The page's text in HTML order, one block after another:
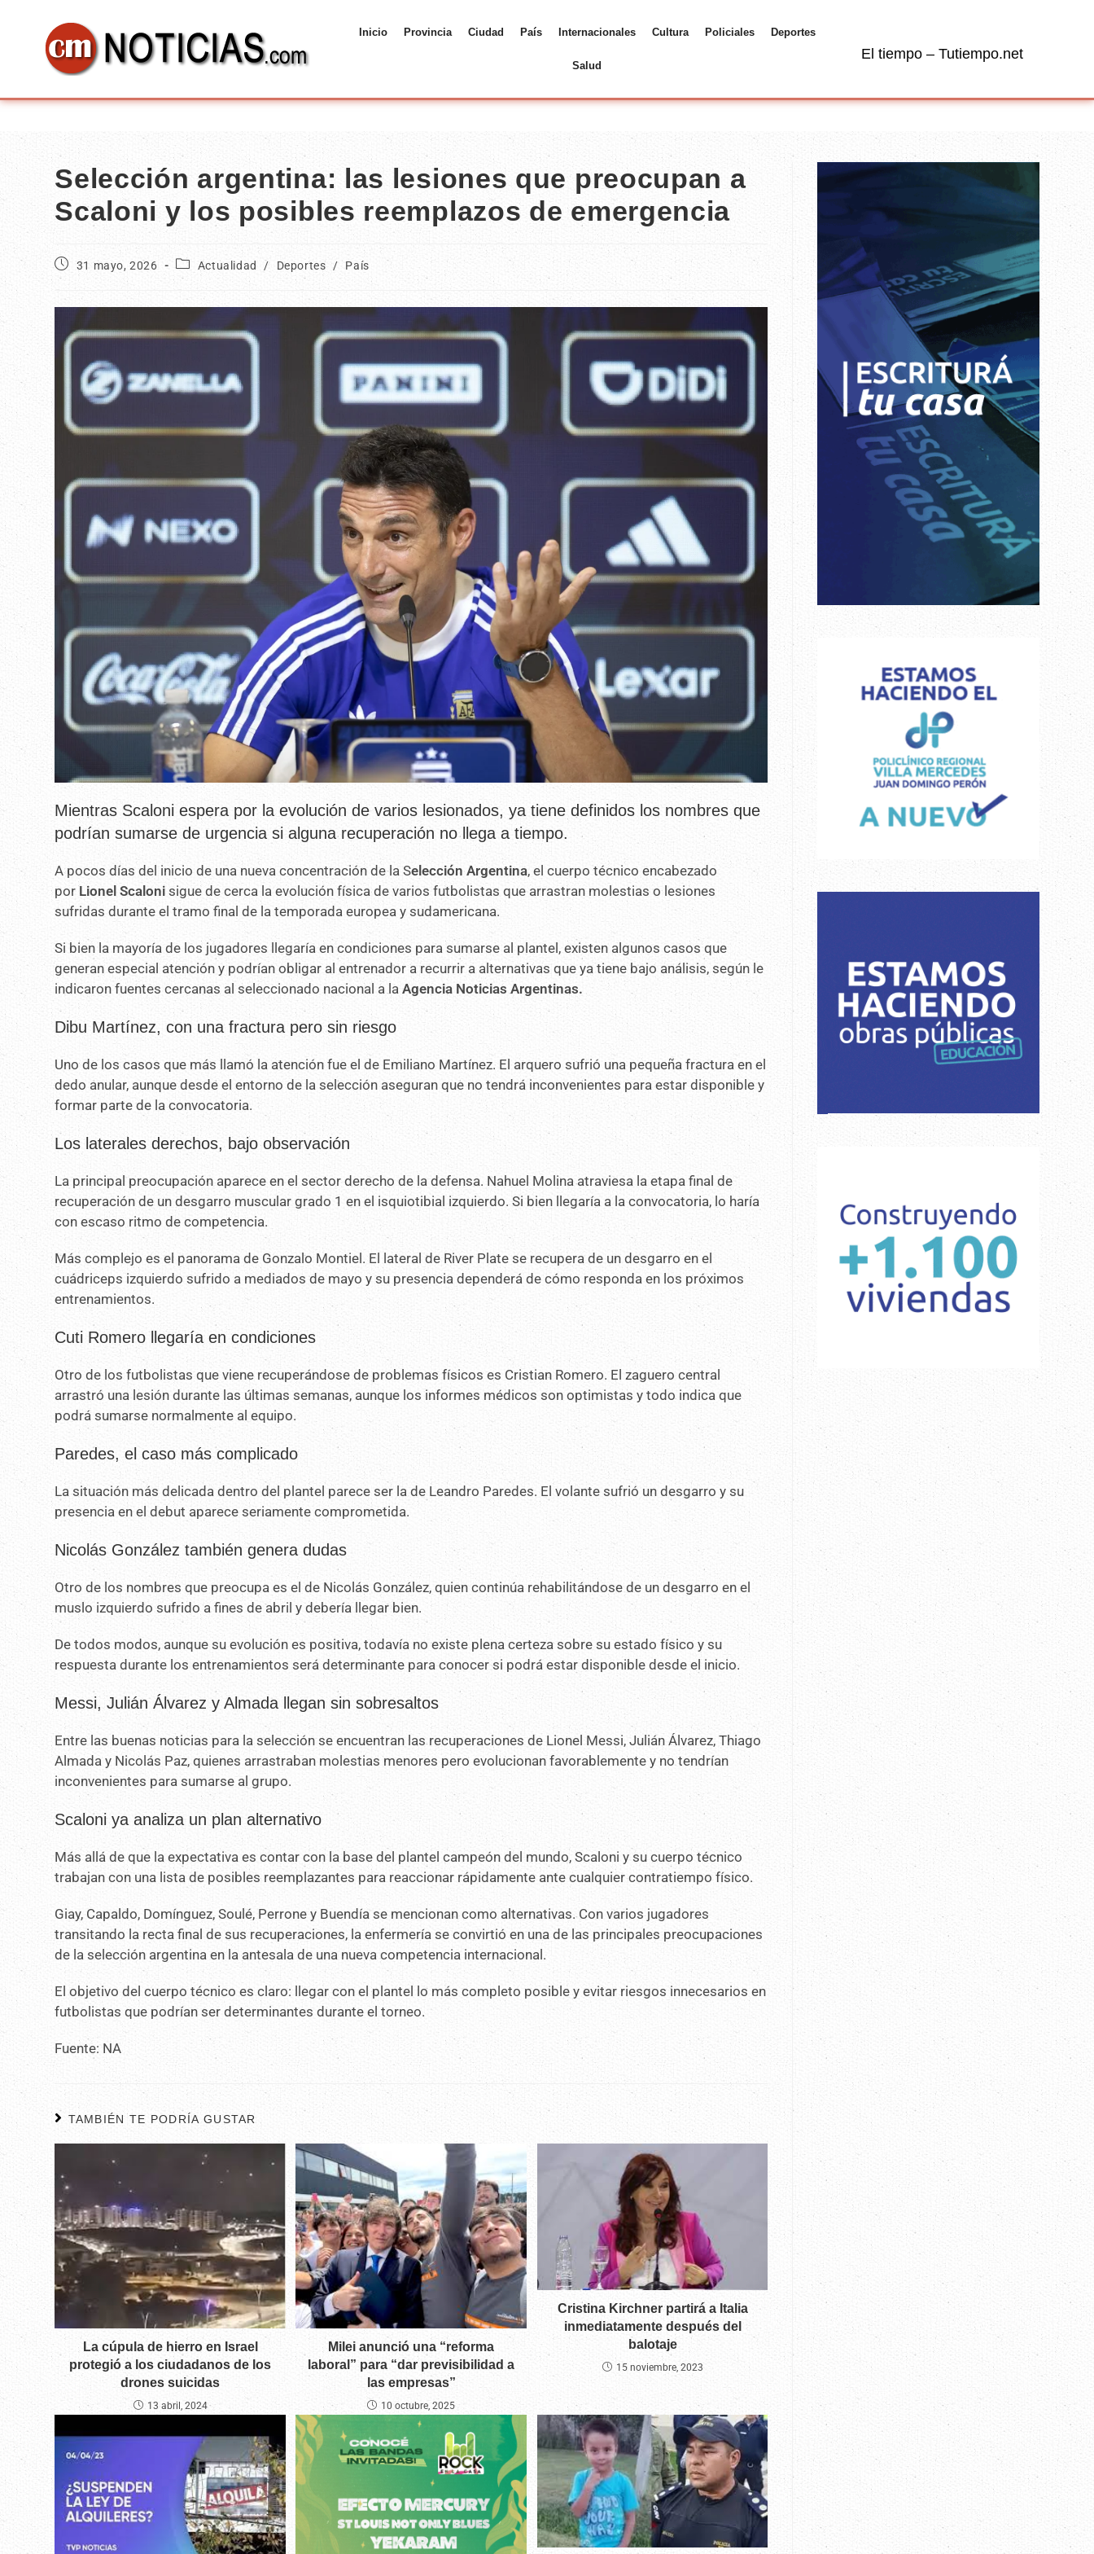
Inicio Provincia Ciudad País Internacionales Cultura Policiales Deportes
Salud
El tiempo – Tutiempo.net
Selección argentina: las lesiones que preocupan a
Scaloni y los posibles reemplazos de emergencia
31 mayo, 2026 Actualidad / Deportes / País
Mientras Scaloni espera por la evolución de varios lesionados, ya tiene definidos los nombres que
podrían sumarse de urgencia si alguna recuperación no llega a tiempo.
A pocos días del inicio de una nueva concentración de la Selección Argentina, el cuerpo técnico encabezado
porLionel Scaloni sigue de cerca la evolución física de varios futbolistas que arrastran molestias o lesiones
sufridas durante el tramo final de la temporada europea y sudamericana.
Si bien la mayoría de los jugadores llegaría en condiciones para sumarse al plantel, existen algunos casos que
generan especial atención y podrían obligar al entrenador a recurrir a alternativas que ya tiene bajo análisis, según le
indicaron fuentes cercanas al seleccionado nacional a la Agencia Noticias Argentinas.
Dibu Martínez, con una fractura pero sin riesgo
Uno de los casos que más llamó la atención fue el de Emiliano Martínez. El arquero sufrió una pequeña fractura en el
dedo anular, aunque desde el entorno de la selección aseguran que no tendrá inconvenientes para estar disponible y
formar parte de la convocatoria.
Los laterales derechos, bajo observación
La principal preocupación aparece en el sector derecho de la defensa. Nahuel Molina atraviesa la etapa final de
recuperación de un desgarro muscular grado 1 en el isquiotibial izquierdo. Si bien llegaría a la convocatoria, lo haría
con escaso ritmo de competencia.
Más complejo es el panorama de Gonzalo Montiel. El lateral de River Plate se recupera de un desgarro en el
cuádriceps izquierdo sufrido a mediados de mayo y su presencia dependerá de cómo responda en los próximos
entrenamientos.
Cuti Romero llegaría en condiciones
Otro de los futbolistas que viene recuperándose de problemas físicos es Cristian Romero. El zaguero central
arrastró una lesión durante las últimas semanas, aunque los informes médicos son optimistas y todo indica que
podrá sumarse normalmente al equipo.
Paredes, el caso más complicado
La situación más delicada dentro del plantel parece ser la de Leandro Paredes. El volante sufrió un desgarro y su
presencia en el debut aparece seriamente comprometida.
Nicolás González también genera dudas
Otro de los nombres que preocupa es el de Nicolás González, quien continúa rehabilitándose de un desgarro en el
muslo izquierdo sufrido a fines de abril y debería llegar bien.
De todos modos, aunque su evolución es positiva, todavía no existe plena certeza sobre su estado físico y su
respuesta durante los entrenamientos será determinante para conocer si podrá estar disponible desde el inicio.
Messi, Julián Álvarez y Almada llegan sin sobresaltos
Entre las buenas noticias para la selección se encuentran las recuperaciones de Lionel Messi, Julián Álvarez, Thiago
Almada y Nicolás Paz, quienes arrastraban molestias menores pero evolucionan favorablemente y no tendrían
inconvenientes para sumarse al grupo.
Scaloni ya analiza un plan alternativo
Más allá de que la expectativa es contar con la base del plantel campeón del mundo, Scaloni y su cuerpo técnico
trabajan con una lista de posibles reemplazantes para reaccionar rápidamente ante cualquier contratiempo físico.
Giay, Capaldo, Domínguez, Soulé, Perrone y Buendía se mencionan como alternativas. Con varios jugadores
transitando la recta final de sus recuperaciones, la enfermería se convirtió en una de las principales preocupaciones
de la selección argentina en la antesala de una nueva competencia internacional.
El objetivo del cuerpo técnico es claro: llegar con el plantel lo más completo posible y evitar riesgos innecesarios en
futbolistas que podrían ser determinantes durante el torneo.
Fuente: NA
TAMBIÉN TE PODRÍA GUSTAR
La cúpula de hierro en Israel
protegió a los ciudadanos de los
drones suicidas
13 abril, 2024
Milei anunció una “reforma
laboral” para “dar previsibilidad a
las empresas”
10 octubre, 2025
Cristina Kirchner partirá a Italia
inmediatamente después del
balotaje
15 noviembre, 2023